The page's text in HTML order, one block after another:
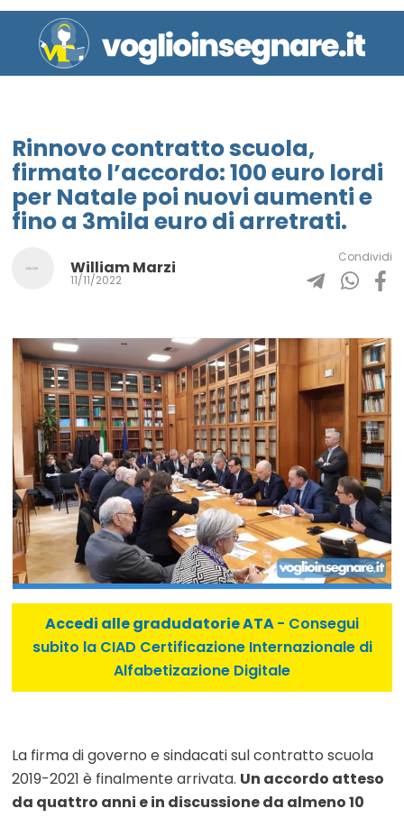
Rinnovo contratto scuola,
firmato l’accordo: 100 euro lordi
per Natale poi nuovi aumenti e
fino a 3mila euro di arretrati.
William Marzi
11/11/2022
Condividi
Accedi alle gradudatorie ATA- Consegui
subito la CIAD Certificazione Internazionale di
Alfabetizazione Digitale
La firma di governo e sindacati sul contratto scuola
2019-2021 è finalmente arrivata. Un accordo atteso
da quattro anni e in discussione da almeno 10